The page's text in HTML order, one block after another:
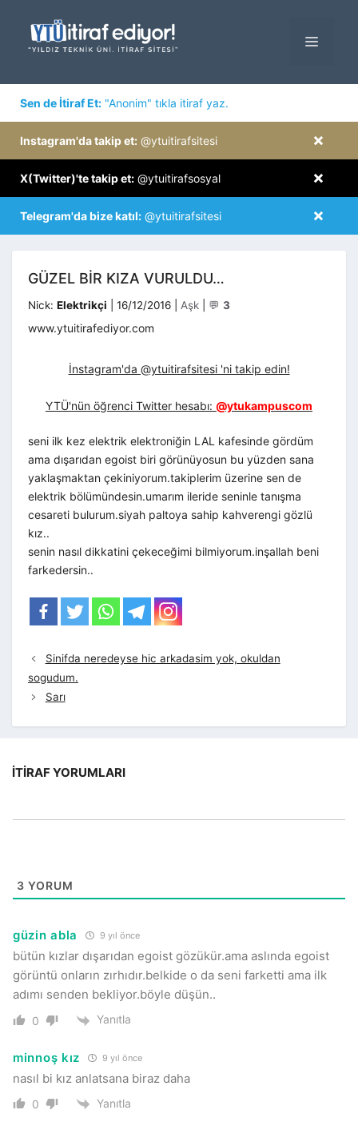
MENÜ
Sen de İtiraf Et: "Anonim" tıkla itiraf yaz.
×
Instagram'da takip et: @ytuitirafsitesi
×
X(Twitter)'te takip et: @ytuitirafsosyal
×
Telegram'da bize katıl: @ytuitirafsitesi
GÜZEL BİR KIZA VURULDU…
Nick: Elektrikçi 16/12/2016 Kategoriler
Aşk 💬 3
www.ytuitirafediyor.com
İnstagram'da @ytuitirafsitesi 'ni takip edin!
YTÜ'nün öğrenci Twitter hesabı: @ytukampuscom
seni ilk kez elektrik elektroniğin LAL kafesinde gördüm
ama dışarıdan egoist biri görünüyosun bu yüzden sana
yaklaşmaktan çekiniyorum.takiplerim üzerine sen de
elektrik bölümündesin.umarım ileride seninle tanışma
cesareti bulurum.siyah paltoya sahip kahverengi gözlü
kız..
senin nasıl dikkatini çekeceğimi bilmiyorum.inşallah beni
farkedersin..
Sinifda neredeyse hic arkadasim yok, okuldan
sogudum.
Sarı
İTIRAF YORUMLARI
3 YORUM
güzin abla 9 yıl önce
bütün kızlar dışarıdan egoist gözükür.ama aslında egoist
görüntü onların zırhıdır.belkide o da seni farketti ama ilk
adımı senden bekliyor.böyle düşün..
0 Yanıtla
minnoş kız 9 yıl önce
nasıl bi kız anlatsana biraz daha
0 Yanıtla